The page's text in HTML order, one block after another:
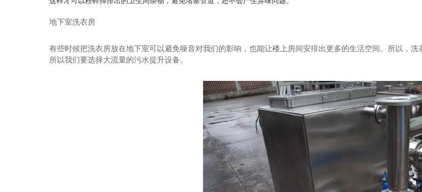
地下室洗衣房
有些时候把洗衣房放在地下室可以避免噪音对我们的影响，也能让楼上房间安排出更多的生活空间。所以，
所以我们要选择大流量的污水提升设备。